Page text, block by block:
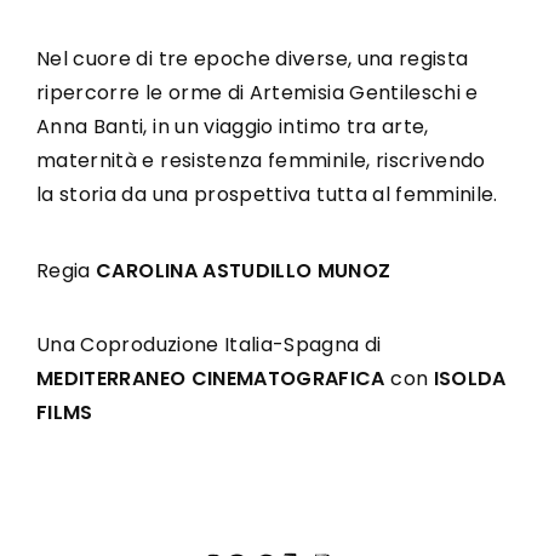
Nel cuore di tre epoche diverse, una regista
ripercorre le orme di Artemisia Gentileschi e
Anna Banti, in un viaggio intimo tra arte,
maternità e resistenza femminile, riscrivendo
la storia da una prospettiva tutta al femminile.
Regia CAROLINA ASTUDILLO MUNOZ
Una Coproduzione Italia-Spagna di
MEDITERRANEO CINEMATOGRAFICA con ISOLDA
FILMS